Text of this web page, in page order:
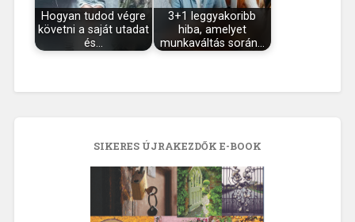
Hogyan tudod végre
követni a saját utadat
és…
3+1 leggyakoribb
hiba, amelyet
munkaváltás során…
SIKERES ÚJRAKEZDŐK E-BOOK